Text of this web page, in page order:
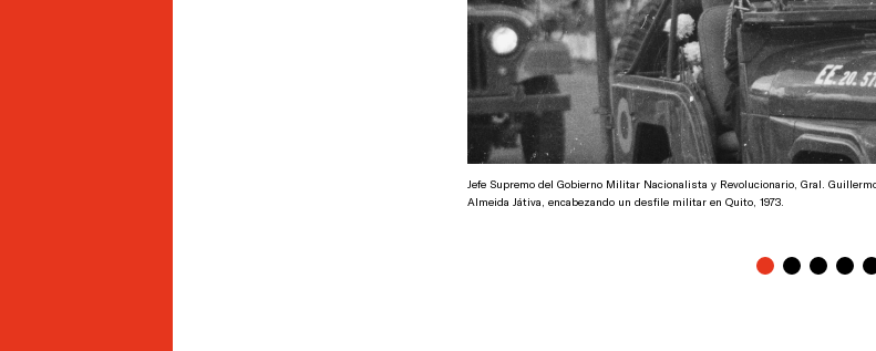
Jefe Supremo del Gobierno Militar Nacionalista y Revolucionario, Gral.
Almeida Játiva, encabezando un desfile militar en Quito, 1973.